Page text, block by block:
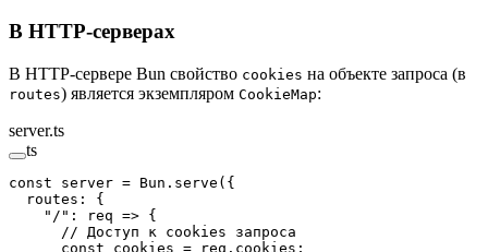
В HTTP-серверах
В HTTP-сервере Bun свойство cookies на объекте запроса (в
routes) является экземпляром CookieMap:
server.ts
ts
const server = Bun. serve ({
  routes: {
    "/"
: req => {
      // Доступ к cookies запроса
      const
cookies = req.cookies;